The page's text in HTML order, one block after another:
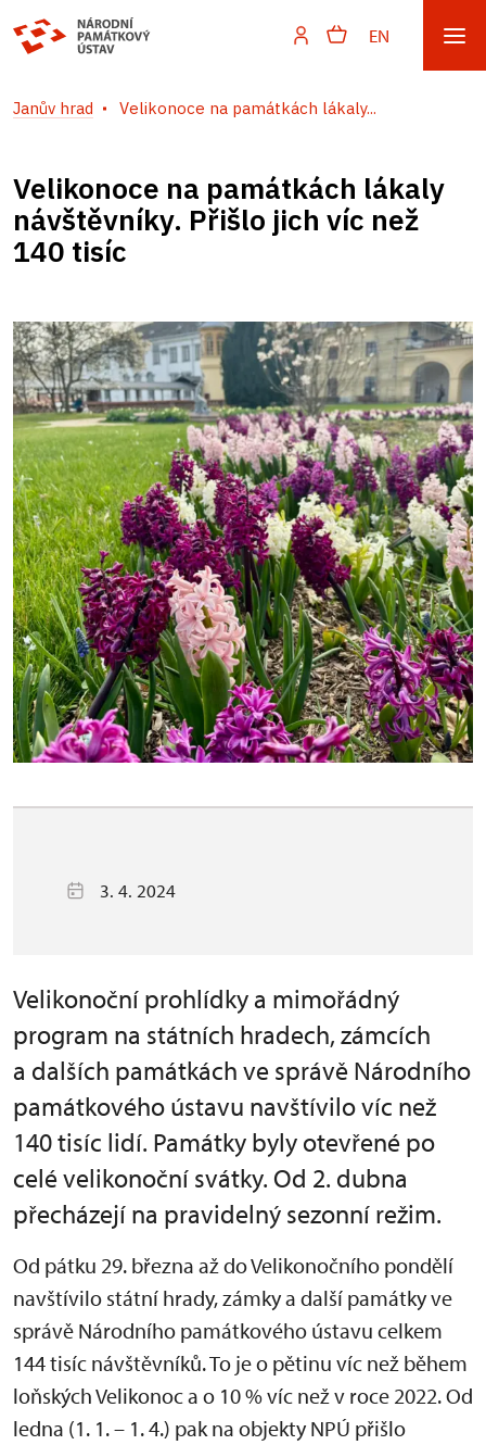
EN
Janův hrad Velikonoce na památkách lákaly...
Velikonoce na památkách lákaly
návštěvníky. Přišlo jich víc než
140 tisíc
3. 4. 2024
Velikonoční prohlídky a mimořádný
program na státních hradech, zámcích
a dalších památkách ve správě Národního
památkového ústavu navštívilo víc než
140 tisíc lidí. Památky byly otevřené po
celé velikonoční svátky. Od 2. dubna
přecházejí na pravidelný sezonní režim.
Od pátku 29. března až do Velikonočního pondělí
navštívilo státní hrady, zámky a další památky ve
správě Národního památkového ústavu celkem
144 tisíc návštěvníků. To je o pětinu víc než během
loňských Velikonoc a o 10 % víc než v roce 2022. Od
ledna (1. 1. – 1. 4.) pak na objekty NPÚ přišlo